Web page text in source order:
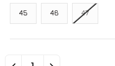
45 46 47